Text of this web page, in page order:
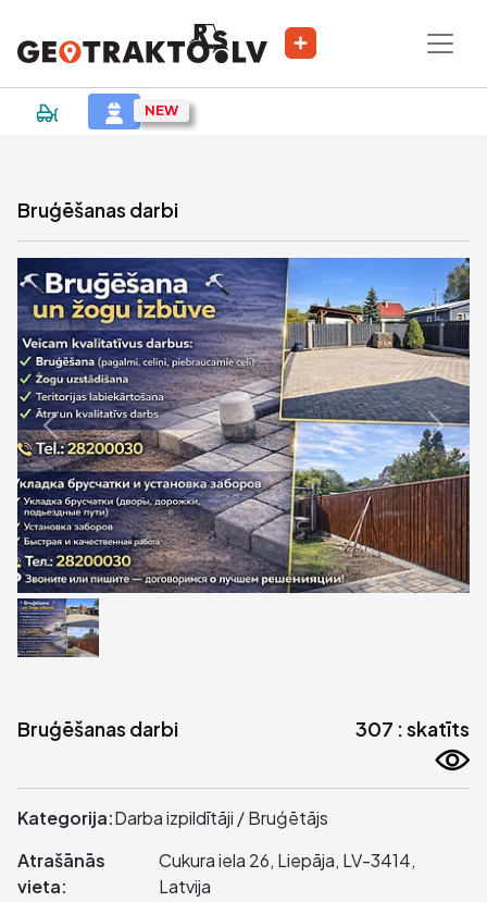
|Sludinājums
Bruģēšanas darbi
Bruģēšanas darbi 307 : skatīts
Kategorija:Darba izpildītāji / Bruģētājs
Atrašānās
vieta:
Cukura iela 26, Liepāja, LV-3414,
Latvija